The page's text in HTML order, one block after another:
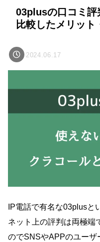
03plusの口コミ評
比較したメリット
2024.06.17
IP電話で有名な03plusと
ネット上の評判は両極端
のでSNSやAPPのユーザ